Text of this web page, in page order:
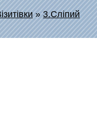
»3.Сліпий